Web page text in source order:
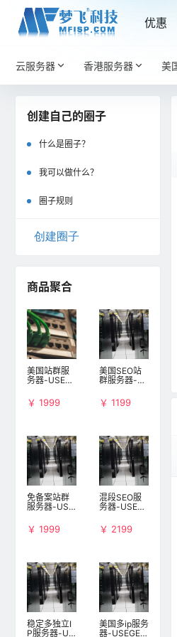
优惠
云服务器 香港服务器 美
创建自己的圈子
什么是圈子？
我可以做什么？
圈子规则
创建圈子
商品聚合
美国站群服
务器-USEGE
P
￥ 1999
美国SEO站
群服务器-U
A258IP
￥ 1199
免备案站群
服务器-USE
69IP
￥ 1999
混段SEO服
务器-USEGE
IP
￥ 2199
稳定多独立I
P服务器-US
美国多ip服务
器-USEGE3